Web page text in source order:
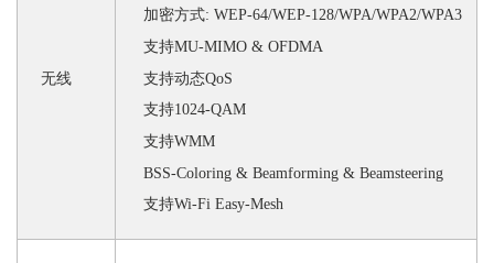
无线
加密方式: WEP-64/WEP-128/WPA/WPA2/WPA3
支持MU-MIMO & OFDMA
支持动态QoS
支持1024-QAM
支持WMM
BSS-Coloring & Beamforming & Beamsteering
支持Wi-Fi Easy-Mesh